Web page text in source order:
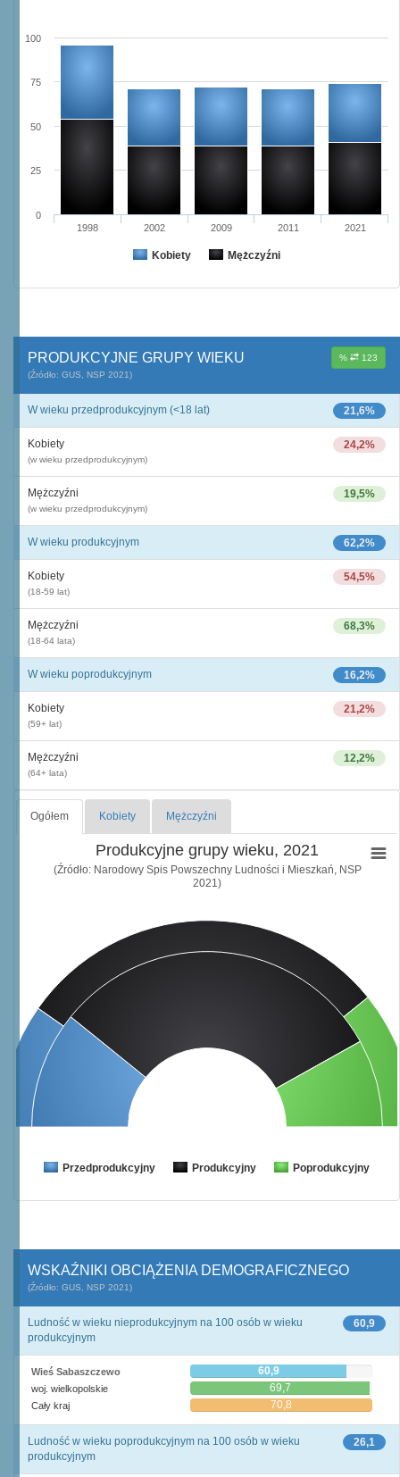
Kobiety Mężczyźni
1998 2002 2009 2011 2021
0
25
50
75
100
% 123
PRODUKCYJNE GRUPY WIEKU
(Źródło: GUS, NSP 2021)
21,6%
W wieku przedprodukcyjnym (<18 lat)
24,2%
Kobiety
(w wieku przedprodukcyjnym)
19,5%
Mężczyźni
(w wieku przedprodukcyjnym)
62,2%
W wieku produkcyjnym
54,5%
Kobiety
(18-59 lat)
68,3%
Mężczyźni
(18-64 lata)
16,2%
W wieku poprodukcyjnym
21,2%
Kobiety
(59+ lat)
12,2%
Mężczyźni
(64+ lata)
Ogółem Kobiety Mężczyźni
Produkcyjne grupy wieku, 2021
(Źródło: Narodowy Spis Powszechny Ludności i Mieszkań, NSP
2021)
Przedprodukcyjny Produkcyjny Poprodukcyjny
WSKAŹNIKI OBCIĄŻENIA DEMOGRAFICZNEGO
(Źródło: GUS, NSP 2021)
60,9
Ludność w wieku nieprodukcyjnym na 100 osób w wieku
produkcyjnym
Wieś Sabaszczewo 60,9
woj. wielkopolskie 69,7
Cały kraj 70,8
26,1
Ludność w wieku poprodukcyjnym na 100 osób w wieku
produkcyjnym